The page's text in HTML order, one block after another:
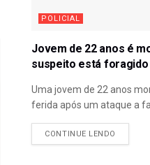
POLICIAL
Jovem de 22 anos é
suspeito está foragido
Uma jovem de 22 anos
ferida após um ataque a
CONTINUE LENDO